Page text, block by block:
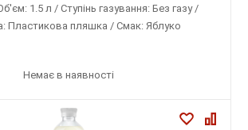
1.5 л / Ступінь газування: Без газу /
Пластикова пляшка / Смак: Яблуко
Немає в наявності